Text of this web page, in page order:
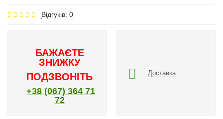
Відгуків: 0
БАЖАЄТЕ
ЗНИЖКУ
ПОДЗВОНІТЬ
+38 (067) 364 71
72
Доставка